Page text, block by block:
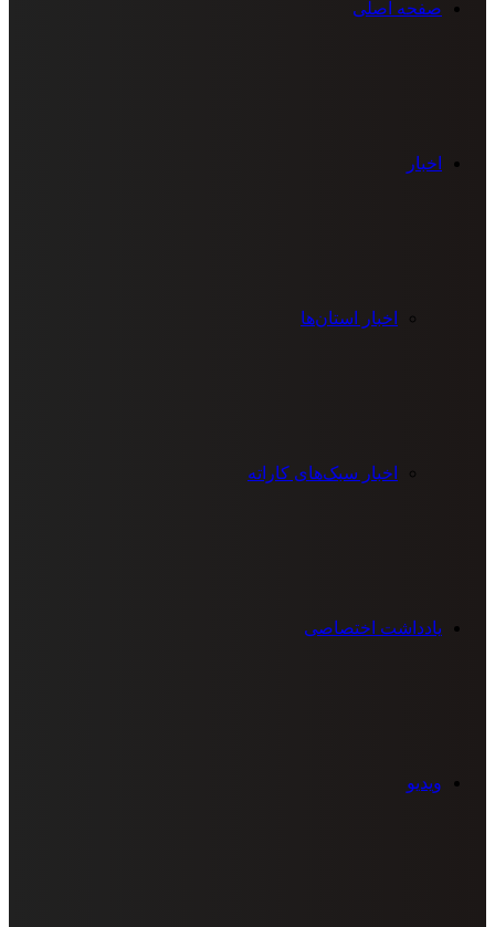
صفحه اصلی
اخبار
اخبار استان‌ها
اخبار سبک‌های کاراته
یادداشت اختصاصی
ویدیو